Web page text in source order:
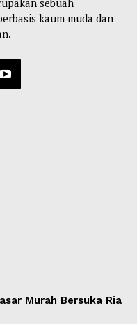
kaum muda dan
Murah Bersuka Ria